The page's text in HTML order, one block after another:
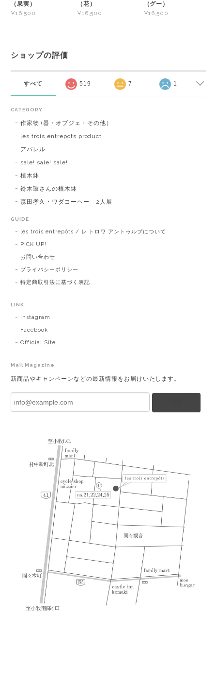
（果実）
¥16,500
（花）
¥16,500
（グー）
¥16,500
ショップの評価
すべて 519 7 1
CATEGORY
作家物 (器・オブジェ・その他）
les trois entrepots product
アパレル
sale! sale! sale!
植木鉢
鈴木環さんの植木鉢
森田孝久・ワダコーヘー 2人展
GUIDE
les trois entrepôts / レ トロワ アントゥルプについて
PICK UP!
お問い合わせ
プライバシーポリシー
特定商取引法に基づく表記
LINK
Instagram
Facebook
Official Site
Mail Magazine
新商品やキャンペーンなどの最新情報をお届けいたします。